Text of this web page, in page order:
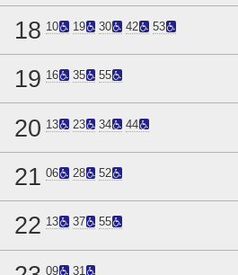
18 10 19 30 42 53
19 16 35 55
20 13 23 34 44
21 06 28 52
22 13 37 55
09 31